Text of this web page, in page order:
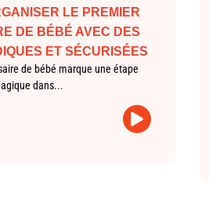
LE PREMIER
DE BÉBÉ AVEC DES
ET SÉCURISÉES
de bébé marque une étape
dans...